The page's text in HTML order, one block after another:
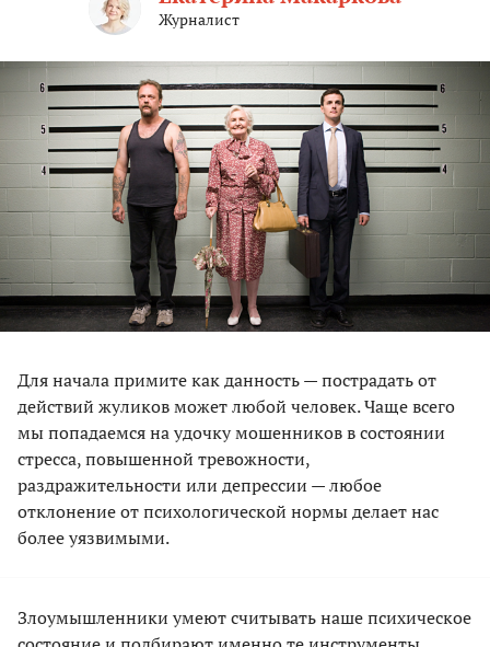
Журналист
Для начала примите как данность — пострадать от
действий жуликов может любой человек. Чаще всего
мы попадаемся на удочку мошенников в состоянии
стресса, повышенной тревожности,
раздражительности или депрессии — любое
отклонение от психологической нормы делает нас
более уязвимыми.
Злоумышленники умеют считывать наше психическое